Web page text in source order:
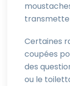
Certaines
coupées
des
ou le